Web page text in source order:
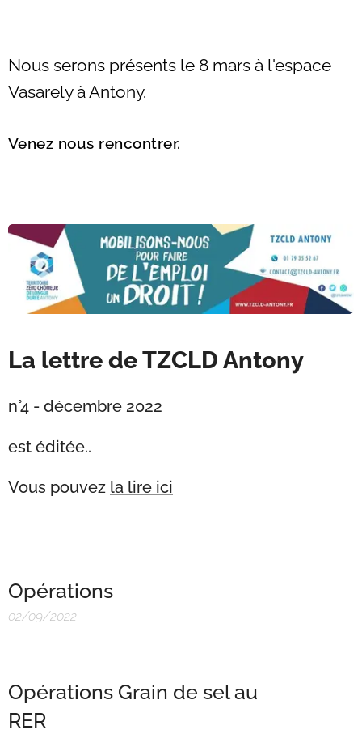
Nous serons présents le 8 mars à l'espace
Vasarely à Antony.
Venez nous rencontrer.
La lettre de TZCLD Antony
n°4 - décembre 2022
est éditée..
Vous pouvez la lire ici
Opérations
02/09/2022
Opérations Grain de sel au
RER